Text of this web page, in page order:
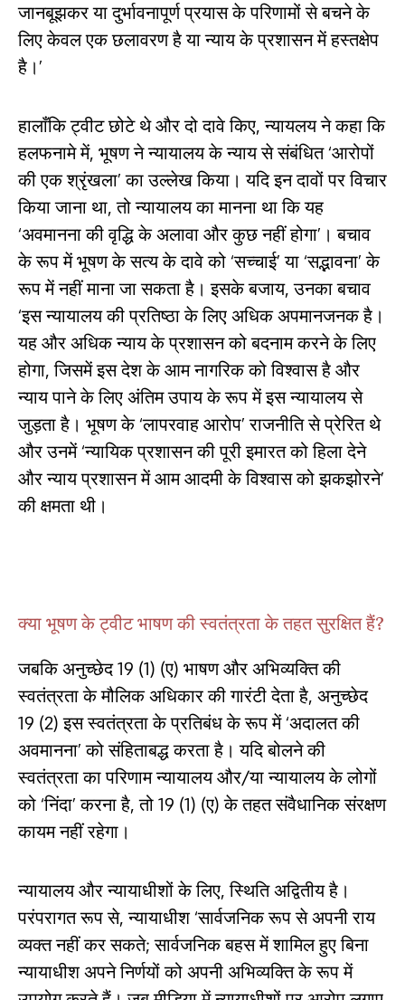
जानबूझकर या दुर्भावनापूर्ण प्रयास के परिणामों से बचने के
लिए केवल एक छलावरण है या न्याय के प्रशासन में हस्तक्षेप
है।’
हालाँकि ट्वीट छोटे थे और दो दावे किए, न्यायलय ने कहा कि
हलफनामे में, भूषण ने न्यायालय के न्याय से संबंधित ‘आरोपों
की एक श्रृंखला’ का उल्लेख किया। यदि इन दावों पर विचार
किया जाना था, तो न्यायालय का मानना ​​​​था कि यह
‘अवमानना ​​की वृद्धि के अलावा और कुछ नहीं होगा’। बचाव
के रूप में भूषण के सत्य के दावे को ‘सच्चाई’ या ‘सद्भावना’ के
रूप में नहीं माना जा सकता है। इसके बजाय, उनका बचाव
‘इस न्यायालय की प्रतिष्ठा के लिए अधिक अपमानजनक है।
यह और अधिक न्याय के प्रशासन को बदनाम करने के लिए
होगा, जिसमें इस देश के आम नागरिक को विश्वास है और
न्याय पाने के लिए अंतिम उपाय के रूप में इस न्यायालय से
जुड़ता है। भूषण के ‘लापरवाह आरोप’ राजनीति से प्रेरित थे
और उनमें ‘न्यायिक प्रशासन की पूरी इमारत को हिला देने
और न्याय प्रशासन में आम आदमी के विश्वास को झकझोरने’
की क्षमता थी।
क्या भूषण के ट्वीट भाषण की स्वतंत्रता के तहत सुरक्षित हैं?
जबकि अनुच्छेद 19 (1) (ए) भाषण और अभिव्यक्ति की
स्वतंत्रता के मौलिक अधिकार की गारंटी देता है, अनुच्छेद
19 (2) इस स्वतंत्रता के प्रतिबंध के रूप में ‘अदालत की
अवमानना’ को संहिताबद्ध करता है। यदि बोलने की
स्वतंत्रता का परिणाम न्यायालय और/या न्यायालय के लोगों
को ‘निंदा’ करना है, तो 19 (1) (ए) के तहत संवैधानिक संरक्षण
कायम नहीं रहेगा।
न्यायालय और न्यायाधीशों के लिए, स्थिति अद्वितीय है।
परंपरागत रूप से, न्यायाधीश ‘सार्वजनिक रूप से अपनी राय
व्यक्त नहीं कर सकते; सार्वजनिक बहस में शामिल हुए बिना
न्यायाधीश अपने निर्णयों को अपनी अभिव्यक्ति के रूप में